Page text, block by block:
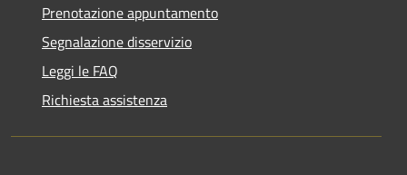
Prenotazione appuntamento
Segnalazione disservizio
Leggi le FAQ
Richiesta assistenza